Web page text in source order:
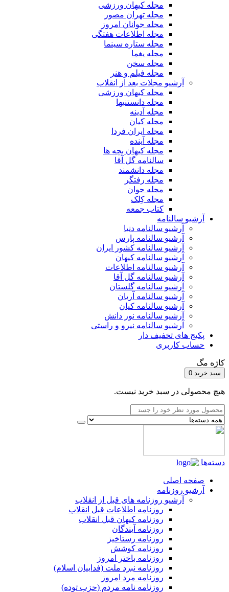
مجله کیهان ورزشی
مجله تهران مصور
مجله جوانان امروز
مجله اطلاعات هفتگی
مجله ستاره سینما
مجله یغما
مجله سخن
مجله فیلم و هنر
آرشیو مجلات بعد از انقلاب
مجله کیهان ورزشی
مجله دانستنیها
مجله آدینه
مجله کیان
مجله ایران فردا
مجله آینده
مجله کیهان بچه ها
سالنامه گل آقا
مجله دانشمند
مجله رفتگر
مجله جوان
مجله کِلک
کتاب جمعه
آرشیو سالنامه
آرشیو سالنامه دنیا
آرشیو سالنامه پارس
آرشیو سالنامه کشور ایران
آرشیو سالنامه کیهان
آرشیو سالنامه اطلاعات
آرشیو سالنامه گل آقا
آرشیو سالنامه گلستان
آرشیو سالنامه آریان
آرشیو سالنامه کیان
آرشیو سالنامه نور دانش
آرشیو سالنامه نیرو و راستی
پکیج های تخفیف دار
حساب کاربری
کاژه مگ
سبد خرید 0
هیچ محصولی در سبد خرید نیست.
دسته‌ها
صفحه اصلی
آرشیو روزنامه
آرشیو روزنامه های قبل از انقلاب
روزنامه اطلاعات قبل انقلاب
روزنامه کیهان قبل انقلاب
روزنامه آیندگان
روزنامه رستاخیز
روزنامه کوشش
روزنامه باختر امروز
روزنامه نبرد ملت (فداییان اسلام)
روزنامه مرد امروز
روزنامه نامه مردم (حزب توده)